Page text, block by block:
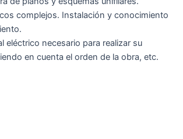
complejos. Instalación y conocimiento
eléctrico necesario para realizar su
en cuenta el orden de la obra, etc.